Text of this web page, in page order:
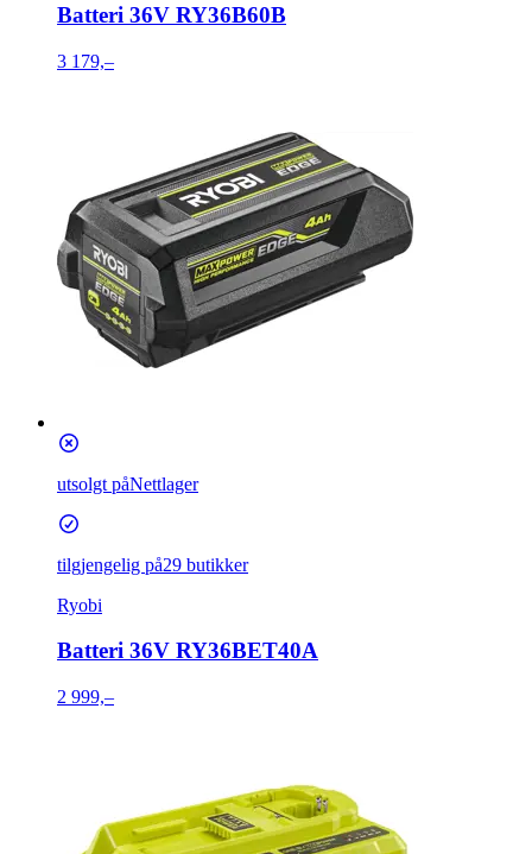
Batteri 36V RY36B60B
3 179,–
utsolgt påNettlager
tilgjengelig på29 butikker
Ryobi
Batteri 36V RY36BET40A
2 999,–